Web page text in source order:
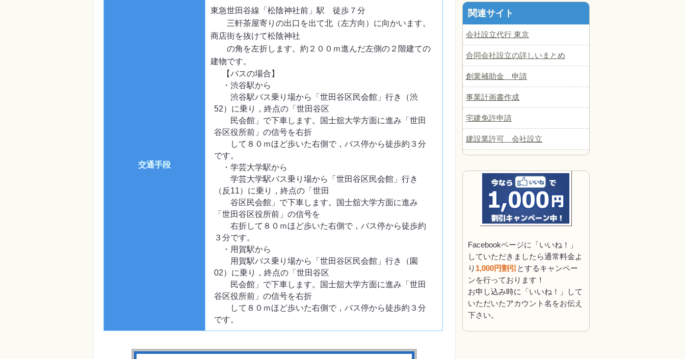
交通手段
東急世田谷線「松陰神社前」駅 徒歩７分
三軒茶屋寄りの出口を出て北（左方向）に向かいます。
商店街を抜けて松陰神社
の角を左折します。約２００ｍ進んだ左側の２階建ての
建物です。
【バスの場合】
・渋谷駅から
渋谷駅バス乗り場から「世田谷区民会館」行き（渋
52）に乗り，終点の「世田谷区
民会館」で下車します。国士舘大学方面に進み「世田
谷区役所前」の信号を右折
して８０ｍほど歩いた右側で，バス停から徒歩約３分
です。
・学芸大学駅から
学芸大学駅バス乗り場から「世田谷区民会館」行き
（反11）に乗り，終点の「世田
谷区民会館」で下車します。国士舘大学方面に進み
「世田谷区役所前」の信号を
右折して８０ｍほど歩いた右側で，バス停から徒歩約
３分です。
・用賀駅から
用賀駅バス乗り場から「世田谷区民会館」行き（園
02）に乗り，終点の「世田谷区
民会館」で下車します。国士舘大学方面に進み「世田
谷区役所前」の信号を右折
して８０ｍほど歩いた右側で，バス停から徒歩約３分
です。
関連サイト
会社設立代行 東京
合同会社設立の詳しいまとめ
創業補助金 申請
事業計画書作成
宅建免許申請
建設業許可 会社設立
Facebookページに「いいね！」
していただきましたら通常料金よ
り 1,000円割引 とするキャンペー
ンを行っております！
お申し込み時に「いいね！」して
いただいたアカウント名をお伝え
下さい。